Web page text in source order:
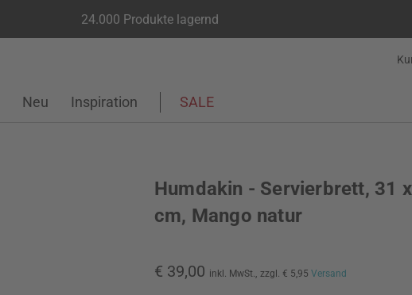
24.000 Produkte lagernd
Neu Inspiration SALE
Humdakin - Servierbrett, 31
cm, Mango natur
€ 39,00 inkl. MwSt., zzgl. € 5,95 Versand